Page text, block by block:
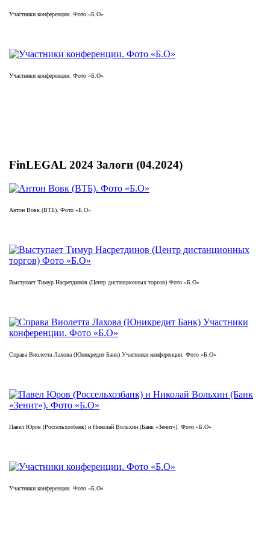
Участники конференции. Фото «Б.О»
Участники конференции. Фото «Б.О»
FinLEGAL 2024 Залоги (04.2024)
Антон Вовк (ВТБ). Фото «Б.О»
Выступает Тимур Насретдинов (Центр дистанционных торгов) Фото «Б.О»
Справа Виолетта Лахова (Юникредит Банк) Участники конференции. Фото «Б.О»
Павел Юров (Россельхозбанк) и Николай Вольхин (Банк «Зенит»). Фото «Б.О»
Участники конференции. Фото «Б.О»